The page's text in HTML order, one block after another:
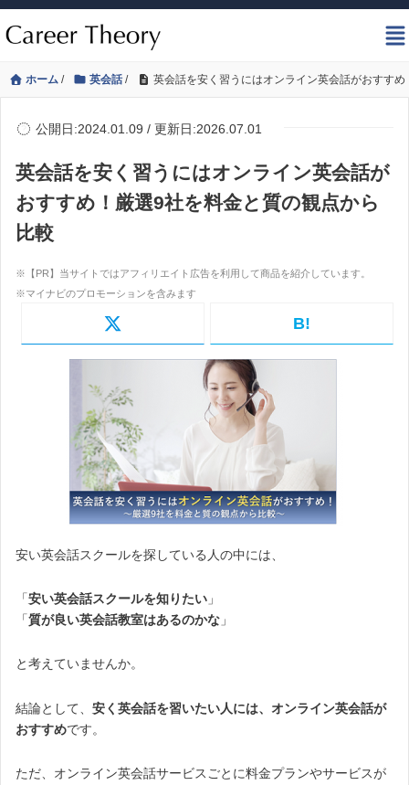
ホーム / 英会話/ 英会話を安く習うにはオンライン英会話がおすす
公開日:2024.01.09 / 更新日:2026.07.01
英会話を安く習うにはオンライン英会話が
おすすめ！厳選9社を料金と質の観点から
比較
B!
安い英会話スクールを探している人の中には、
「安い英会話スクールを知りたい 」
「質が良い英会話教室はあるのかな 」
と考えていませんか。
結論として、 安く英会話を習いたい人には、オンライン英会話が
おすすめです。
ただ、オンライン英会話サービスごとに料金プランやサービスが